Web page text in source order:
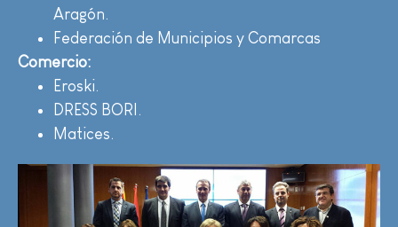
Aragón.
Federación de Municipios y Comarcas
Comercio:
Eroski.
DRESS BORI.
Matices.